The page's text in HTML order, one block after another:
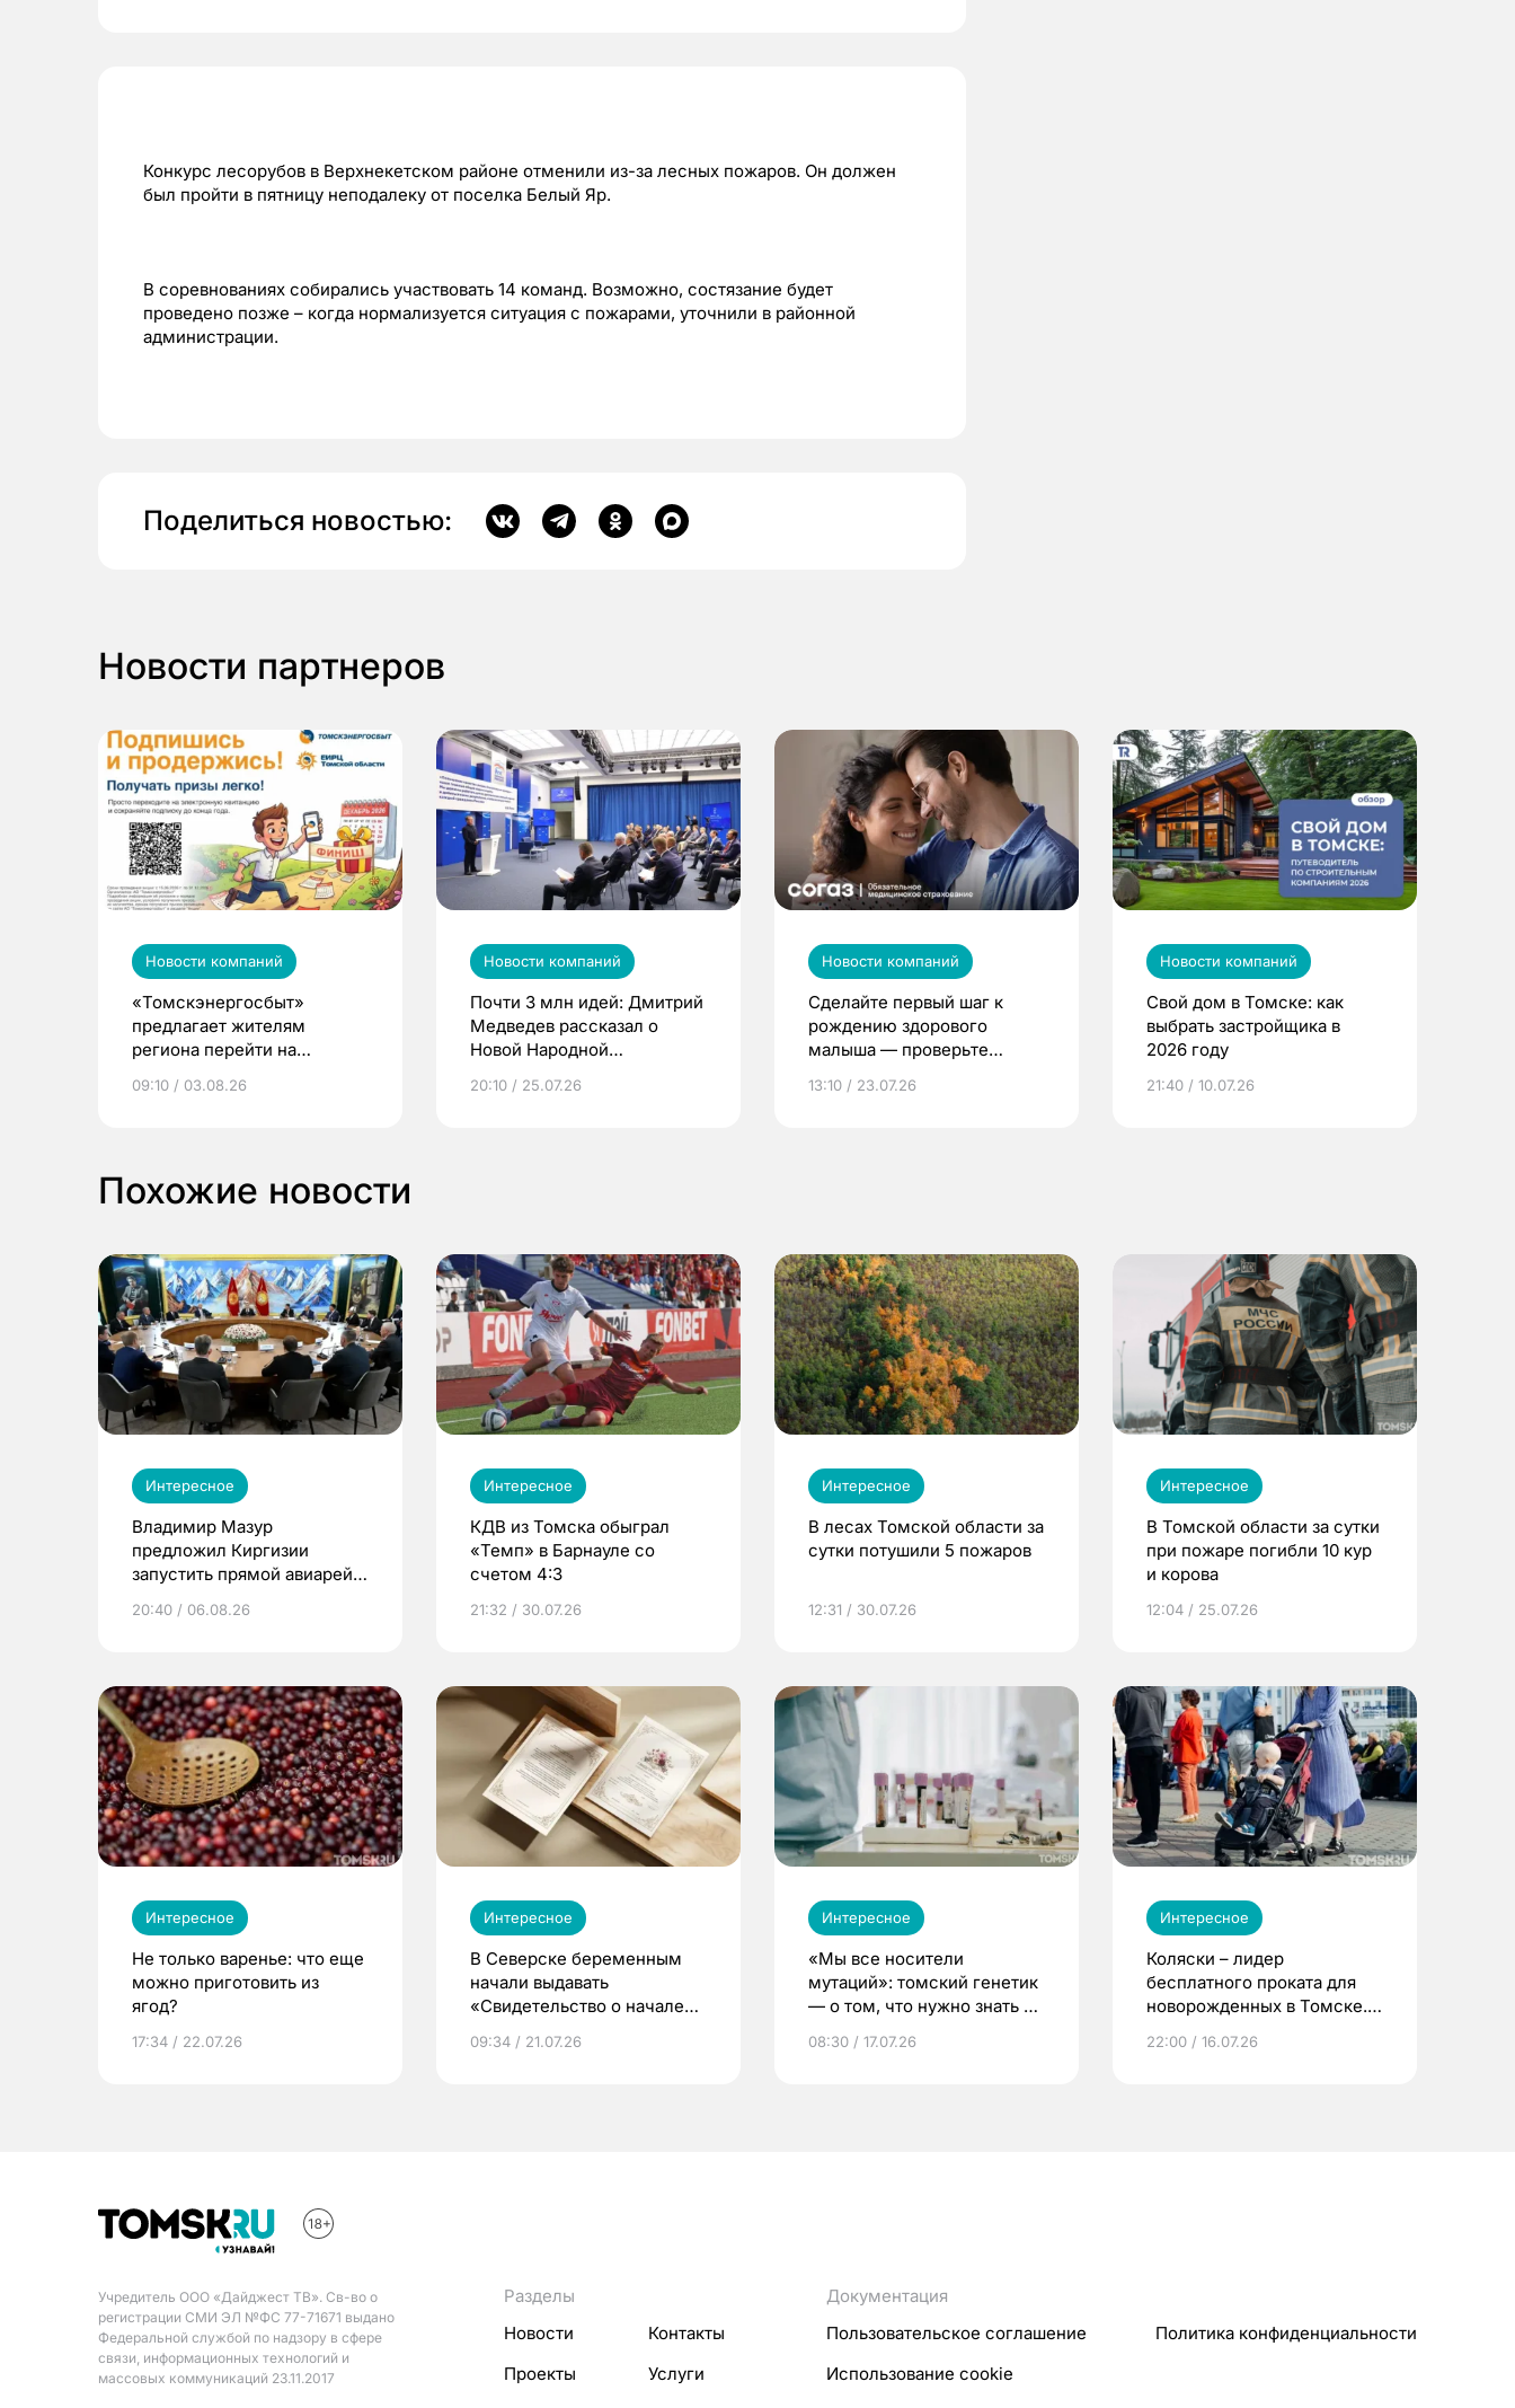
Конкурс лесорубов в Верхнекетском районе отменили из-за лесных пожаров. Он должен
был пройти в пятницу неподалеку от поселка Белый Яр.
В соревнованиях собирались участвовать 14 команд. Возможно, состязание будет
проведено позже – когда нормализуется ситуация с пожарами, уточнили в районной
администрации.
Поделиться новостью:
Новости партнеров
Новости компаний
«Томскэнергосбыт»
предлагает жителям
региона перейти на
выиграть призы
09:10 / 03.08.26
Новости компаний
Почти 3 млн идей: Дмитрий
Медведев рассказал о
Новой Народной
20:10 / 25.07.26
Новости компаний
Сделайте первый шаг к
рождению здорового
малыша — проверьте
по ОМС!
13:10 / 23.07.26
Новости компаний
Свой дом в Томске: как
выбрать застройщика в
2026 году
21:40 / 10.07.26
Похожие новости
Интересное
Владимир Мазур
предложил Киргизии
запустить прямой авиарейс
20:40 / 06.08.26
Интересное
КДВ из Томска обыграл
«Темп» в Барнауле со
счетом 4:3
21:32 / 30.07.26
Интересное
В лесах Томской области за
сутки потушили 5 пожаров
12:31 / 30.07.26
Интересное
В Томской области за сутки
при пожаре погибли 10 кур
и корова
12:04 / 25.07.26
Интересное
Не только варенье: что еще
можно приготовить из
ягод?
17:34 / 22.07.26
Интересное
В Северске беременным
начали выдавать
«Свидетельство о начале
09:34 / 21.07.26
Интересное
«Мы все носители
мутаций»: томский генетик
— о том, что нужно знать до
08:30 / 17.07.26
Интересное
Коляски – лидер
бесплатного проката для
новорожденных в Томске.
22:00 / 16.07.26
Учредитель ООО «Дайджест ТВ». Св-во о
регистрации СМИ ЭЛ №ФС 77-71671 выдано
Федеральной службой по надзору в сфере
связи, информационных технологий и
массовых коммуникаций 23.11.2017
Разделы
Новости
Контакты
Проекты
Услуги
Документация
Пользовательское соглашение
Политика конфиденциальности
Использование cookie